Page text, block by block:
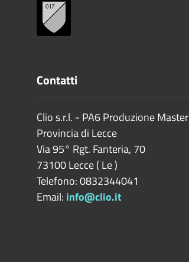
Contatti
Clio s.r.l. - PA6 Produzione Master
Provincia di Lecce
Via 95° Rgt. Fanteria, 70
73100Lecce( Le)
Telefono: 0832344041
Email: info@clio.it